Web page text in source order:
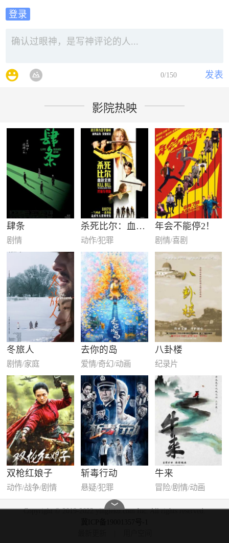
﹀
登录
发表
0/150
影院热映
肆条
剧情
杀死比尔：血色全传
动作/犯罪
年会不能停2！
剧情/喜剧
冬旅人
剧情/家庭
去你的岛
爱情/奇幻/动画
八卦楼
纪录片
双枪红娘子
动作/战争/剧情
斩毒行动
悬疑/犯罪
牛来
冒险/剧情/动画
Copyright © 2019-2022 yingleku.com Inc. All rights reserved.